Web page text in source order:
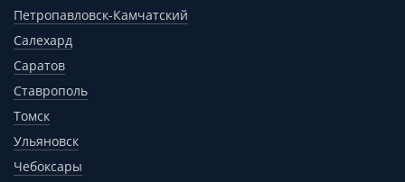
Петропавловск-Камчатский
Салехард
Саратов
Ставрополь
Томск
Ульяновск
Чебоксары